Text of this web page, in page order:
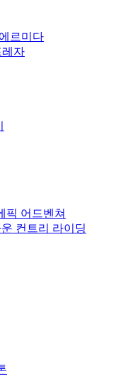
르미다
레자
픽 어드벤쳐
컨트리 라이딩